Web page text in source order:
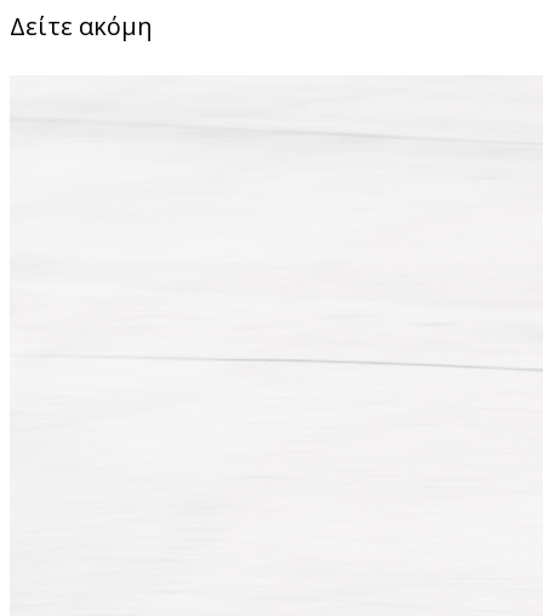
Δείτε ακόμη